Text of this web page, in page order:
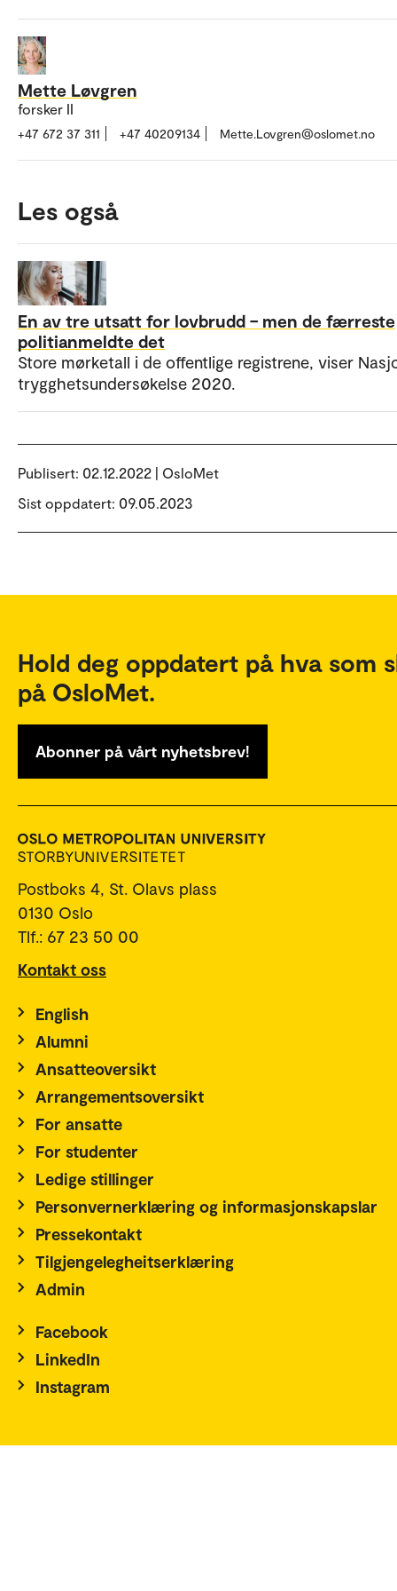
Mette Løvgren
forsker II
+47 672 37 311 +47 40209134 Mette.Lovgren@oslomet.no
Les også
En av tre utsatt for lovbrudd – men de færreste
politianmeldte det
Store mørketall i de offentlige registrene, viser
trygghetsundersøkelse 2020.
Publisert: 02.12.2022 | OsloMet
Sist oppdatert: 09.05.2023
Hold deg oppdatert på hva som
på OsloMet.
Abonner på vårt nyhetsbrev!
Postboks 4, St. Olavs plass
0130 Oslo
Tlf.: 67 23 50 00
Kontakt oss
English
Alumni
Ansatteoversikt
Arrangementsoversikt
For ansatte
For studenter
Ledige stillinger
Personvernerklæring og informasjonskapslar
Pressekontakt
Tilgjengelegheitserklæring
Admin
Facebook
LinkedIn
Instagram